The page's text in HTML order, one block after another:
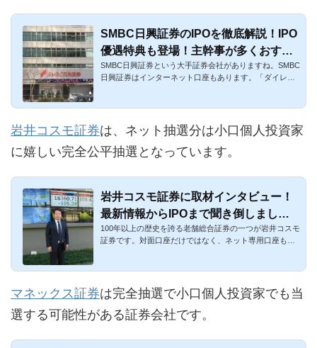
SMBC日興証券のIPOを徹底解説！IPO
優遇特典も登場！主幹事が多くおすす
め
SMBC日興証券という大手証券会社がありますね。SMBC
日興証券はインターネット口座もあります。「ダイレク
岩井コスモ証券は、ネット抽選分は小口個人投資家
に嬉しい完全公平抽選となっています。
岩井コスモ証券に取材インタビュー！
最新情報からIPOまで聞き倒しまし
た！
100年以上の歴史を誇る老舗総合証券の一つが岩井コスモ
証券です。対面口座だけではなく、ネット専用口座もあ
マネックス証券は完全抽選で小口個人投資家でも当
選する可能性がある証券会社です。